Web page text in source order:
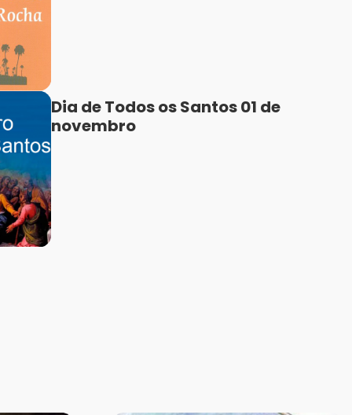
Dia de Todos os Santos 01 de
novembro